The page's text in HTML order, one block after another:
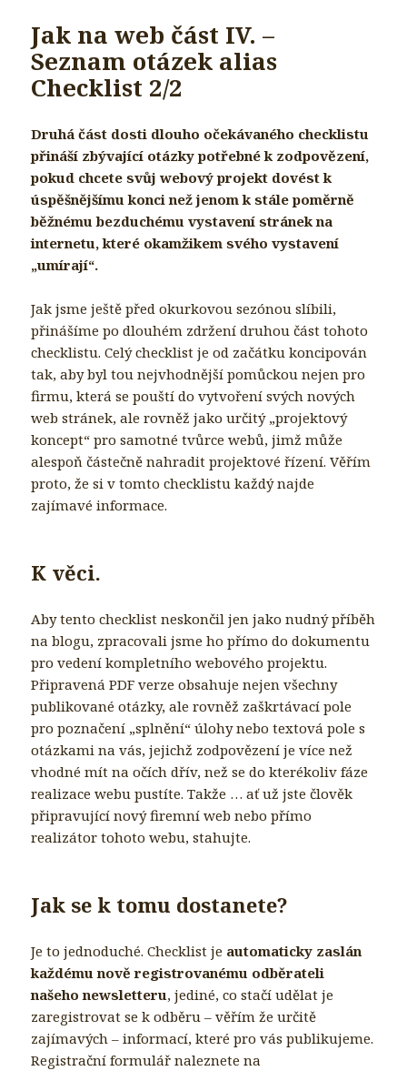
Jak na web část IV. –
Seznam otázek alias
Checklist 2/2
Druhá část dosti dlouho očekávaného checklistu
přináší zbývající otázky potřebné k zodpovězení,
pokud chcete svůj webový projekt dovést k
úspěšnějšímu konci než jenom k stále poměrně
běžnému bezduchému vystavení stránek na
internetu, které okamžikem svého vystavení
„umírají“.
Jak jsme ještě před okurkovou sezónou slíbili,
přinášíme po dlouhém zdržení druhou část tohoto
checklistu. Celý checklist je od začátku koncipován
tak, aby byl tou nejvhodnější pomůckou nejen pro
firmu, která se pouští do vytvoření svých nových
web stránek, ale rovněž jako určitý „projektový
koncept“ pro samotné tvůrce webů, jimž může
alespoň částečně nahradit projektové řízení. Věřím
proto, že si v tomto checklistu každý najde
zajímavé informace.
K věci.
Aby tento checklist neskončil jen jako nudný příběh
na blogu, zpracovali jsme ho přímo do dokumentu
pro vedení kompletního webového projektu.
Připravená PDF verze obsahuje nejen všechny
publikované otázky, ale rovněž zaškrtávací pole
pro poznačení „splnění“ úlohy nebo textová pole s
otázkami na vás, jejichž zodpovězení je více než
vhodné mít na očích dřív, než se do kterékoliv fáze
realizace webu pustíte. Takže … ať už jste člověk
připravující nový firemní web nebo přímo
realizátor tohoto webu, stahujte.
Jak se k tomu dostanete?
Je to jednoduché. Checklist je automaticky zaslán
každému nově registrovanému odběrateli
našeho newsletteru, jediné, co stačí udělat je
zaregistrovat se k odběru – věřím že určitě
zajímavých – informací, které pro vás publikujeme.
Registrační formulář naleznete na